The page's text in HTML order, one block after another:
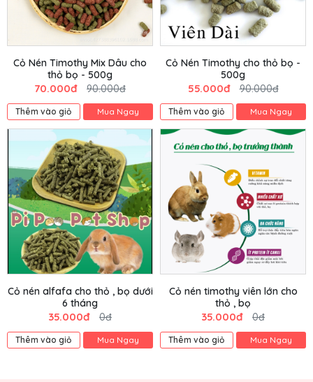
Cỏ Nén Timothy Mix Dâu cho
thỏ bọ - 500g
70.000đ 90.000đ
Thêm vào giỏ Mua Ngay
Cỏ Nén Timothy cho thỏ bọ -
500g
55.000đ 90.000đ
Thêm vào giỏ Mua Ngay
Cỏ nén alfafa cho thỏ , bọ dưới
6 tháng
35.000đ 0đ
Thêm vào giỏ Mua Ngay
Cỏ nén timothy viên lớn cho
thỏ , bọ
35.000đ 0đ
Thêm vào giỏ Mua Ngay